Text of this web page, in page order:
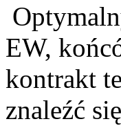
EW,
kontrakt
znaleźć